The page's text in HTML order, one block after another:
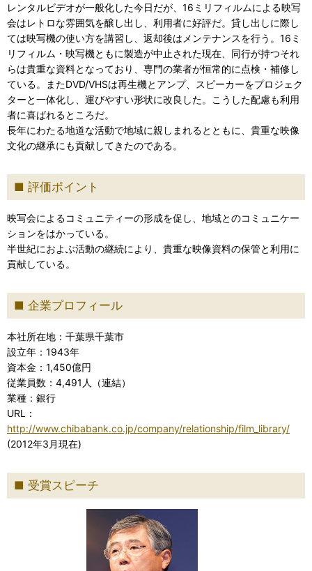
レンタルビデオが一般化した今日だが、16ミリフィルムによる映写
会はレトロな雰囲気を醸し出し、利用者に好評だ。貸し出しに際し
ては映写機の使い方を講習し、返却後はメンテナンスを行う。16ミ
リフィルム・映写機ともに製造が中止された現在、同行が持つそれ
らは貴重な資料となっており、専門の業者が恒常的に点検・補修し
ている。またDVD/VHSは再生機とアンプ、スピーカーをプロジェク
ターと一体化し、運びやすい形状に改良した。こうした配慮も利用
者に喜ばれるところだ。
長年にわたる地道な活動で地域に親しまれるとともに、貴重な映像
文化の継承にも貢献してきたのである。
評価ポイント
映写会によるコミュニティーの形成を促し、地域とのコミュニケー
ションをはかっている。
半世紀におよぶ活動の継続により、貴重な映像資料の保管と利用に
貢献している。
企業プロフィール
本社所在地：千葉県千葉市
設立年：1943年
資本金：1,450億円
従業員数：4,491人（連結）
業種：銀行
URL：
http://www.chibabank.co.jp/company/relationship/film_library/
(2012年3月現在)
受賞スピーチ